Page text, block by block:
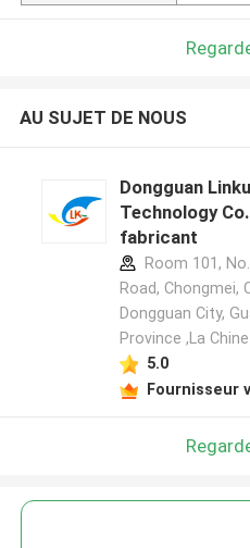
AU SUJET DE NOUS
Dongguan
Technology
fabricant
Room 101,
Road, Chongmei,
Dongguan City,
Province ,La Chine
5.0
Fournisseur